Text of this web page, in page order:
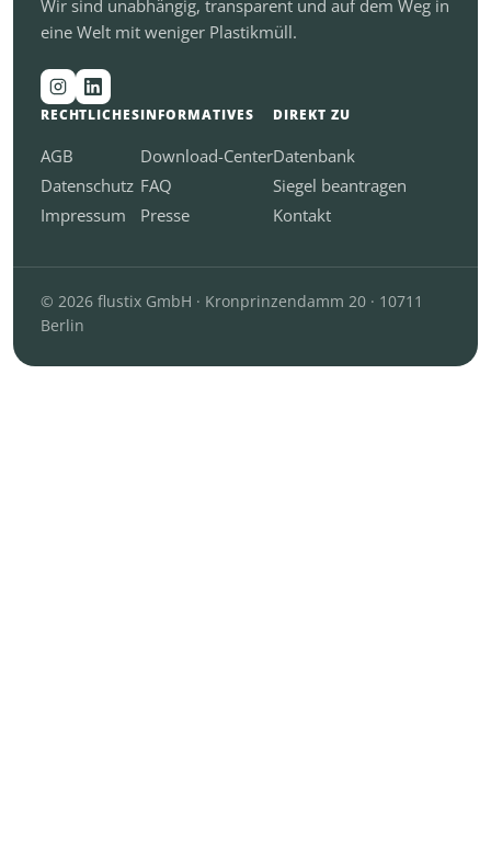
Wir sind unabhängig, transparent und auf dem Weg in
eine Welt mit weniger Plastikmüll.
RECHTLICHES
AGB
Datenschutz
Impressum
INFORMATIVES
Download-Center
FAQ
Presse
DIREKT ZU
Datenbank
Siegel beantragen
Kontakt
© 2026 flustix GmbH · Kronprinzendamm 20 · 10711
Berlin